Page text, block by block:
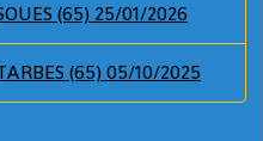
(65) 25/01/2026
(65) 05/10/2025